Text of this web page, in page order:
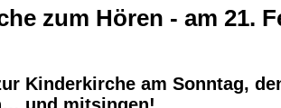
zum Hören - am 21.
Kinderkirche am Sonntag,